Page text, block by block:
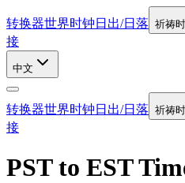
转换器世界时钟 日出/日落 祈祷
接
中文
转换器世界时钟 日出/日落 祈祷
接
PST to EST